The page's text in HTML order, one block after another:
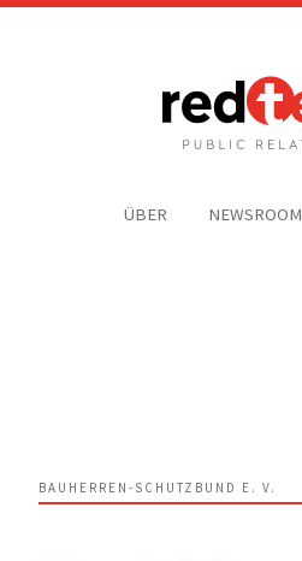
ÜBER NEWSROOM
BAUHERREN-SCHUTZBUND E. V.